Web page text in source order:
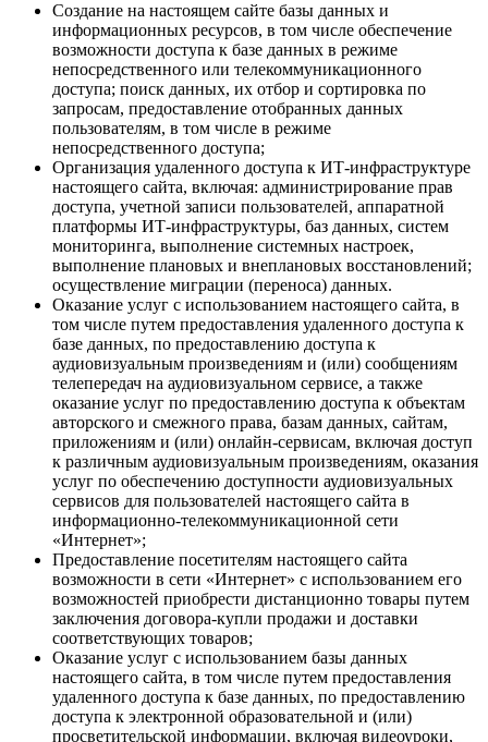
Создание на настоящем сайте базы данных и
информационных ресурсов, в том числе обеспечение
возможности доступа к базе данных в режиме
непосредственного или телекоммуникационного
доступа; поиск данных, их отбор и сортировка по
запросам, предоставление отобранных данных
пользователям, в том числе в режиме
непосредственного доступа;
Организация удаленного доступа к ИТ-инфраструктуре
настоящего сайта, включая: администрирование прав
доступа, учетной записи пользователей, аппаратной
платформы ИТ-инфраструктуры, баз данных, систем
мониторинга, выполнение системных настроек,
выполнение плановых и внеплановых восстановлений;
осуществление миграции (переноса) данных.
Оказание услуг с использованием настоящего сайта, в
том числе путем предоставления удаленного доступа к
базе данных, по предоставлению доступа к
аудиовизуальным произведениям и (или) сообщениям
телепередач на аудиовизуальном сервисе, а также
оказание услуг по предоставлению доступа к объектам
авторского и смежного права, базам данных, сайтам,
приложениям и (или) онлайн-сервисам, включая доступ
к различным аудиовизуальным произведениям, оказания
услуг по обеспечению доступности аудиовизуальных
сервисов для пользователей настоящего сайта в
информационно-телекоммуникационной сети
«Интернет»;
Предоставление посетителям настоящего сайта
возможности в сети «Интернет» с использованием его
возможностей приобрести дистанционно товары путем
заключения договора-купли продажи и доставки
соответствующих товаров;
Оказание услуг с использованием базы данных
настоящего сайта, в том числе путем предоставления
удаленного доступа к базе данных, по предоставлению
доступа к электронной образовательной и (или)
просветительской информации, включая видеоуроки,